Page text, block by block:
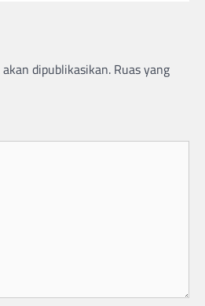
dipublikasikan. Ruas yang